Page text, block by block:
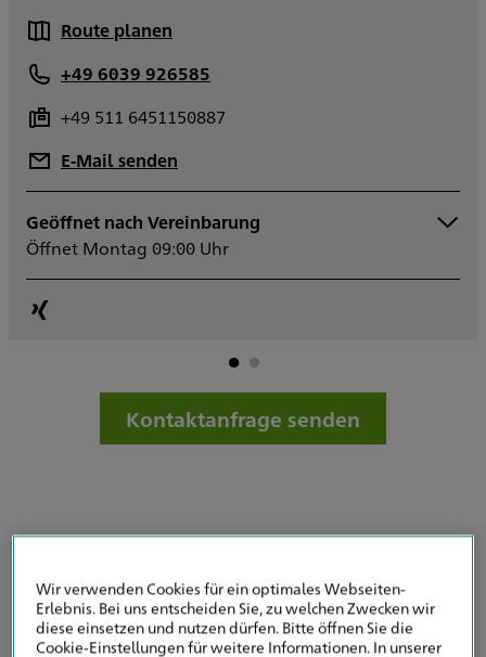
Route planen
+49 6039 926585
+49 511 6451150887
E-Mail senden
Geöffnet nach Vereinbarung
Öffnet Montag 09:00 Uhr
Montag
Dienstag
Mittwoch
09:00 - 17:00
Donnerstag
Freitag
Kontaktanfrage senden
Ihr Partner für Vorsorge und Versicherung in
Karben, Dreieich & Umgebung
Wir verwenden Cookies für ein optimales Webseiten-
Erlebnis. Bei uns entscheiden Sie, zu welchen Zwecken wir
diese einsetzen und nutzen dürfen. Bitte öffnen Sie die
Cookie-Einstellungen für weitere Informationen. In unserer